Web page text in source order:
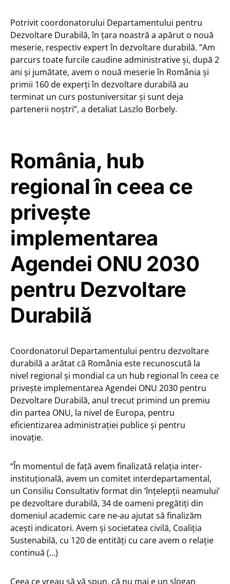
Potrivit coordonatorului Departamentului pentru
Dezvoltare Durabilă, în țara noastră a apărut o nouă
meserie, respectiv expert în dezvoltare durabilă. ”Am
parcurs toate furcile caudine administrative şi, după 2
ani şi jumătate, avem o nouă meserie în România şi
primii 160 de experţi în dezvoltare durabilă au
terminat un curs postuniversitar şi sunt deja
partenerii noştri”, a detaliat Laszlo Borbely.
România, hub
regional în ceea ce
priveşte
implementarea
Agendei ONU 2030
pentru Dezvoltare
Durabilă
Coordonatorul Departamentului pentru dezvoltare
durabilă a arătat că România este recunoscută la
nivel regional şi mondial ca un hub regional în ceea ce
priveşte implementarea Agendei ONU 2030 pentru
Dezvoltare Durabilă, anul trecut primind un premiu
din partea ONU, la nivel de Europa, pentru
eficientizarea administraţiei publice şi pentru
inovaţie.
“În momentul de faţă avem finalizată relaţia inter-
instituţională, avem un comitet interdepartamental,
un Consiliu Consultativ format din ‘înţelepţii neamului’
pe dezvoltare durabilă, 34 de oameni pregătiţi din
domeniul academic care ne-au ajutat să finalizăm
aceşti indicatori. Avem şi societatea civilă, Coaliţia
Sustenabilă, cu 120 de entităţi cu care avem o relaţie
continuă (…)
Ceea ce vreau să vă spun, că nu mai e un slogan